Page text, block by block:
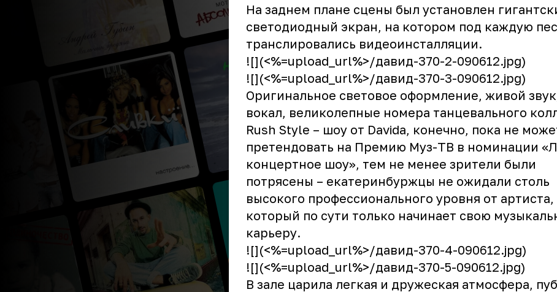
На заднем плане сцены был установлен
светодиодный экран, на котором под каждую
транслировались видеоинсталляции.
![](<%=upload_url%>/давид-370-2-090612.jpg)
![](<%=upload_url%>/давид-370-3-090612.jpg)
Оригинальное световое оформление, живой
вокал, великолепные номера танцевального
Rush Style – шоу от Davidа, конечно, пока не
претендовать на Премию Муз-ТВ в номинации
концертное шоу», тем не менее зрители были
потрясены – екатеринбуржцы не ожидали столь
высокого профессионального уровня от артиста,
который по сути только начинает свою
карьеру.
![](<%=upload_url%>/давид-370-4-090612.jpg)
![](<%=upload_url%>/давид-370-5-090612.jpg)
В зале царила легкая и дружеская атмосфера,